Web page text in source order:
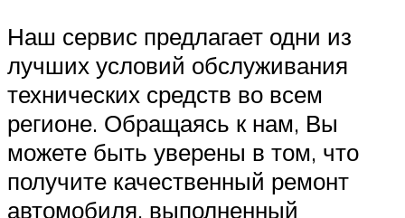
Наш сервис предлагает одни из
лучших условий обслуживания
технических средств во всем
регионе. Обращаясь к нам, Вы
можете быть уверены в том, что
получите качественный ремонт
автомобиля, выполненный